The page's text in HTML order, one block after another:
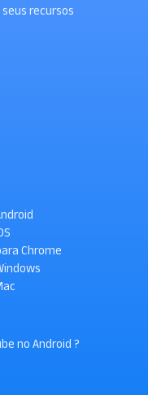
recursos
Chrome
no Android ?